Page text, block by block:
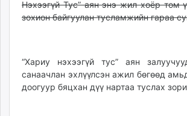
ikon.mn
mnb.mn
24tsag.mn
shuud.mn
Нэхээгүй Тус” аян энэ жил хоёр том
зохион байгуулан тусламжийн гараа
“Хариу нэхээгүй тус” аян
санаачлан эхлүүлсэн ажил бөгөөд
доогуур бяцхан дүү нартаа туслах